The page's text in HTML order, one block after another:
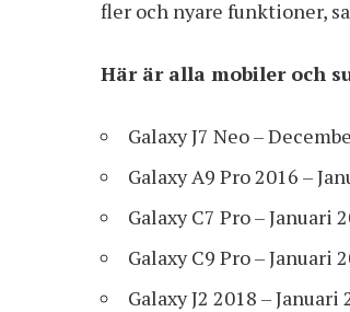
fler och nyare funktioner,
Här är alla mobiler och
Galaxy J7 Neo –
Galaxy A9 Pro 2016 –
Galaxy C7 Pro – Januari
Galaxy C9 Pro – Januari
Galaxy J2 2018 – Januari